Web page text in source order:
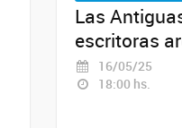
Las
escritoras
16/05/25
18:00 hs.